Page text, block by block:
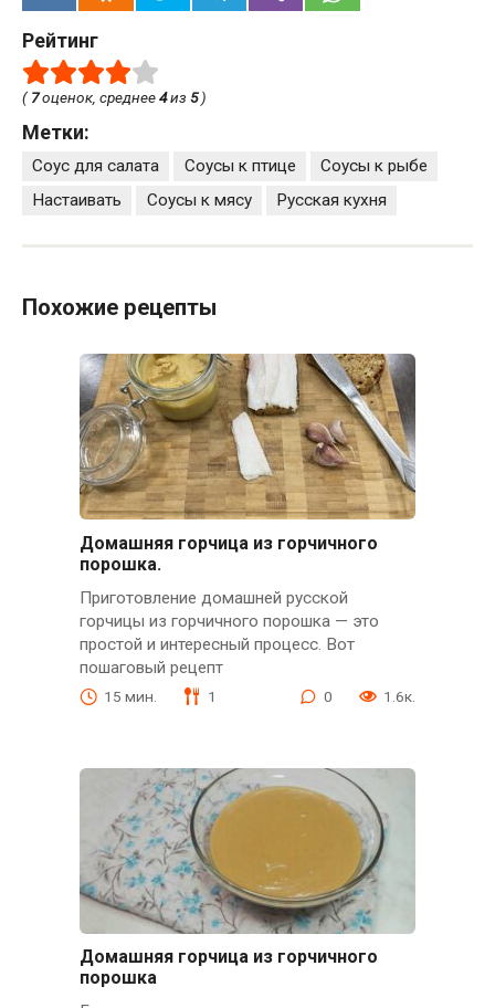
Рейтинг
( 7оценок, среднее4из 5)
Метки:
Соус для салата Соусы к птице
Соусы к рыбе
Настаивать
Соусы к мясу Русская кухня
Похожие рецепты
Домашняя горчица из горчичного
порошка.
Приготовление домашней русской
горчицы из горчичного порошка — это
простой и интересный процесс. Вот
пошаговый рецепт
15 мин. 1 0 1.6к.
Домашняя горчица из горчичного
порошка